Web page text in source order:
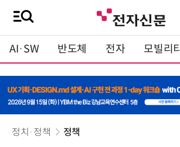
AI·SW 반도체 전자 모빌리티
정치·정책 정책